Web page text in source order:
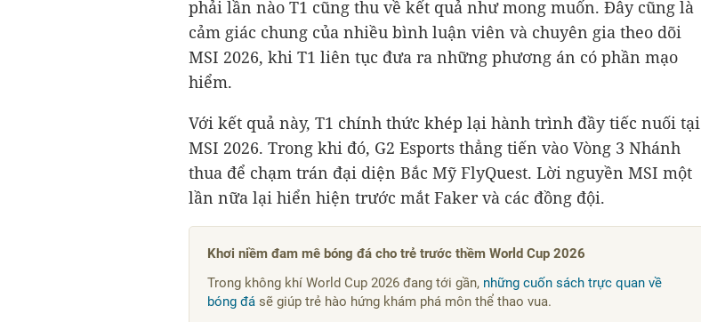
phải lần nào T1 cũng thu về kết quả như mong muốn. Đây cũng là
cảm giác chung của nhiều bình luận viên và chuyên gia theo dõi
MSI 2026, khi T1 liên tục đưa ra những phương án có phần mạo
hiểm.
Với kết quả này, T1 chính thức khép lại hành trình đầy tiếc nuối tại
MSI 2026. Trong khi đó, G2 Esports thẳng tiến vào Vòng 3 Nhánh
thua để chạm trán đại diện Bắc Mỹ FlyQuest. Lời nguyền MSI một
lần nữa lại hiển hiện trước mắt Faker và các đồng đội.
Khơi niềm đam mê bóng đá cho trẻ trước thềm World Cup 2026
Trong không khí World Cup 2026 đang tới gần, những cuốn sách trực quan về
bóng đá sẽ giúp trẻ hào hứng khám phá môn thể thao vua.